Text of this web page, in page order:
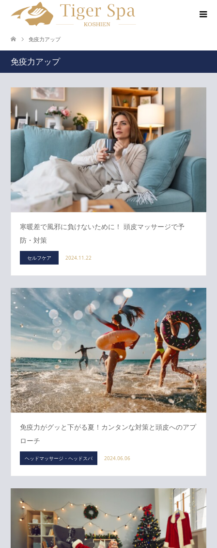
免疫力アップ
免疫力アップ
寒暖差で風邪に負けないために！ 頭皮マッサージで予
防・対策
セルフケア 2024.11.22
免疫力がグッと下がる夏！カンタンな対策と頭皮へのアプ
ローチ
ヘッドマッサージ・ヘッドスパ 2024.06.06